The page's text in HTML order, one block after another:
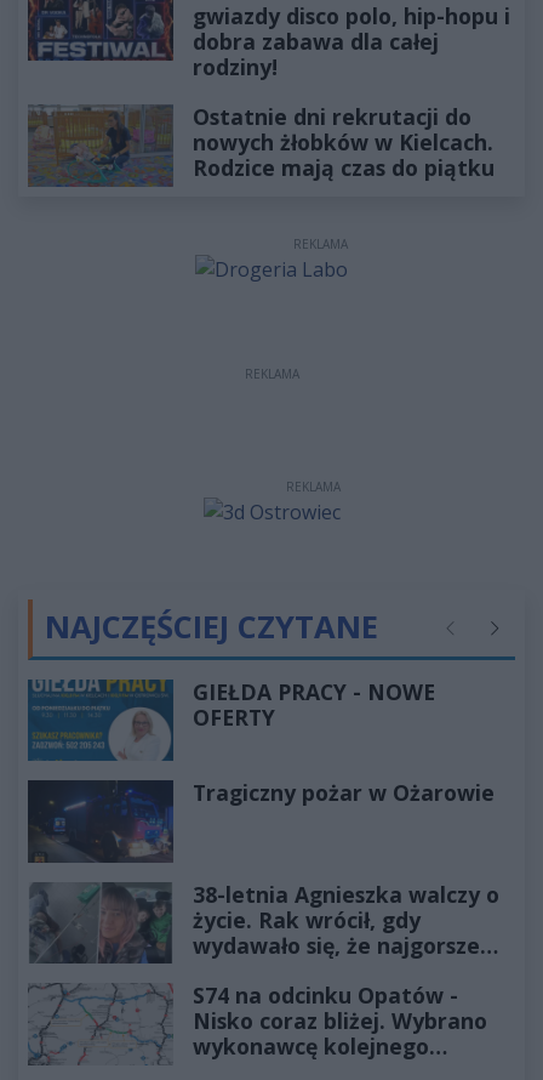
gwiazdy disco polo, hip-hopu i
dobra zabawa dla całej
rodziny!
Ostatnie dni rekrutacji do
nowych żłobków w Kielcach.
Rodzice mają czas do piątku
REKLAMA
REKLAMA
REKLAMA
NAJCZĘŚCIEJ CZYTANE Poprzednie
GIEŁDA PRACY - NOWE
OFERTY
Tragiczny pożar w Ożarowie
38-letnia Agnieszka walczy o
życie. Rak wrócił, gdy
wydawało się, że najgorsze
S74 na odcinku Opatów -
Nisko coraz bliżej. Wybrano
wykonawcę kolejnego